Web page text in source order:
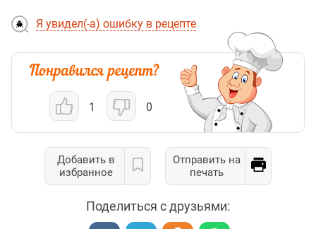
Я увидел(-а) ошибку в рецепте
1 0
Добавить в
избранное
Отправить на
печать
Поделиться с друзьями: